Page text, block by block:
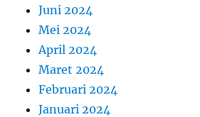
Juni 2024
Mei 2024
April 2024
Maret 2024
Februari 2024
Januari 2024